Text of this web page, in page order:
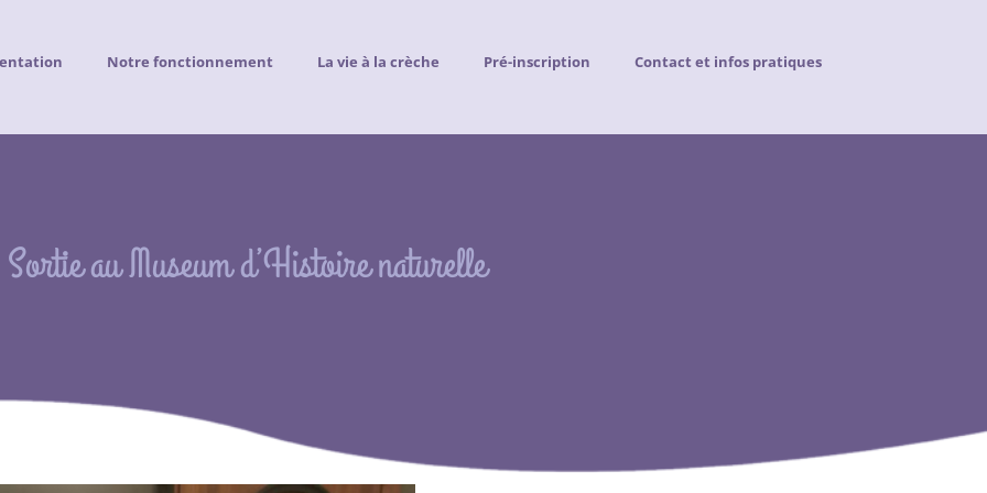
Notre fonctionnement La vie à la crèche Pré-inscription Contact et infos pratiques
Sortie au Museum d’Histoire naturelle